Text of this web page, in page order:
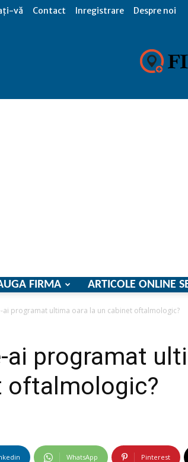
vă Contact Inregistrare Despre noi
FIRMA ARTICOLE ONLINE
ai programat ultima oara la un cabinet oftalmologic?
ai programat
oftalmologic?
WhatsApp Pinterest